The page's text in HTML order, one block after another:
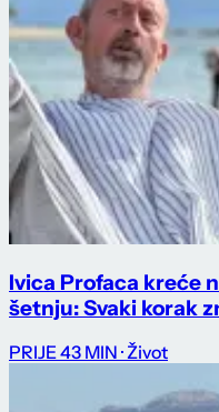
Ivica Profaca kreće
šetnju: Svaki korak
PRIJE 43 MIN · Život